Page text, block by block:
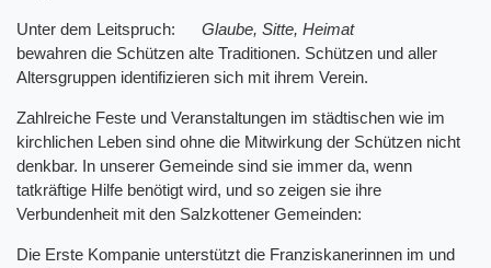
Unter dem Leitspruch: Glaube, Sitte, Heimat
bewahren die Schützen alte Traditionen. Schützen und aller
Altersgruppen identifizieren sich mit ihrem Verein.
Zahlreiche Feste und Veranstaltungen im städtischen wie im
kirchlichen Leben sind ohne die Mitwirkung der Schützen nicht
denkbar. In unserer Gemeinde sind sie immer da, wenn
tatkräftige Hilfe benötigt wird, und so zeigen sie ihre
Verbundenheit mit den Salzkottener Gemeinden:
Die Erste Kompanie unterstützt die Franziskanerinnen im und